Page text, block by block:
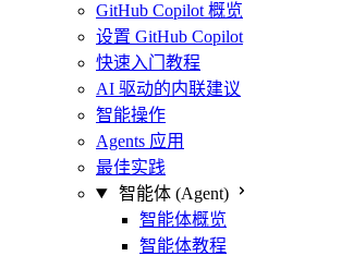
GitHub Copilot 概览
设置 GitHub Copilot
快速入门教程
AI 驱动的内联建议
智能操作
Agents 应用
最佳实践
智能体 (Agent)
智能体概览
智能体教程